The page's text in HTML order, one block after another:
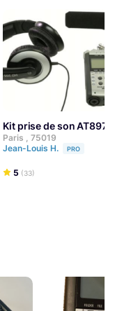
Kit prise de son AT897
Paris , 75019
Jean-Louis H.
PRO
5 (33)